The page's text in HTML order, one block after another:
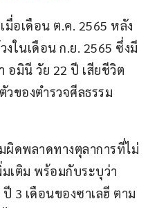
มื่อเดือน ต.ค. 2565 หลัง
ในเดือน ก.ย. 2565 ซึ่งมี
อมินี วัย 22 ปี เสียชีวิต
ของตำรวจศีลธรรม
ดพลาดทางตุลาการที่ไม่
เติม พร้อมกับระบุว่า
3 เดือนของซาเลฮี ตาม